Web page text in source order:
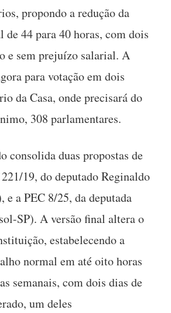
propondo a redução da
de 44 para 40 horas, com dois
e sem prejuízo salarial. A
para votação em dois
da Casa, onde precisará do
308 parlamentares.
consolida duas propostas de
19, do deputado Reginaldo
e a PEC 8/25, da deputada
SP). A versão final altera o
estabelecendo a
normal em até oito horas
semanais, com dois dias de
um deles